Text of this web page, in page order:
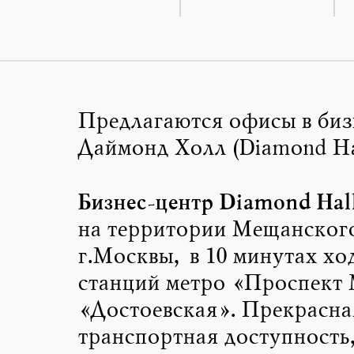
Предлагаются офисы в
Даймонд Холл (Diamond
Бизнес-центр Diamond
на территории
г.Москвы, в 10 минутах
станций метро
«Достоевская».
транспортная